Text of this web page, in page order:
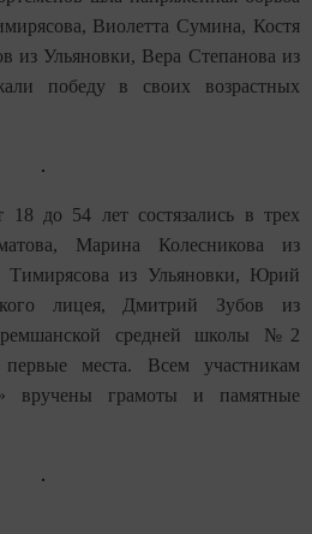
Виолетта Сумина, Костя
из Ульяновки, Вера Степанова из
победу в своих возрастных
18 до 54 лет состязались в трех
Марина Колесникова из
из Ульяновки, Юрий
лицея, Дмитрий Зубов из
средней школы №2
места. Всем участникам
вручены грамоты и памятные